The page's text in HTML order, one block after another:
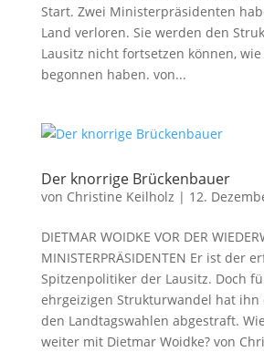
Start. Zwei Ministerpräsidenten
Land verloren. Sie werden den
Lausitz nicht fortsetzen können,
begonnen haben. von...
Der knorrige Brückenbauer
von Christine Keilholz | 12.
DIETMAR WOIDKE VOR DER
MINISTERPRÄSIDENTEN Er ist der
Spitzenpolitiker der Lausitz. Doch
ehrgeizigen Strukturwandel hat ihn
den Landtagswahlen abgestraft.
weiter mit Dietmar Woidke? von